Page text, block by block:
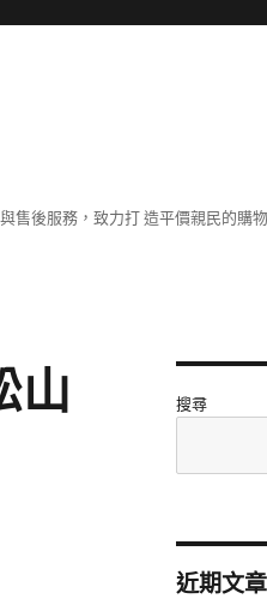
售後服務，致力打 造平價親民的購
山
搜尋
近期文章